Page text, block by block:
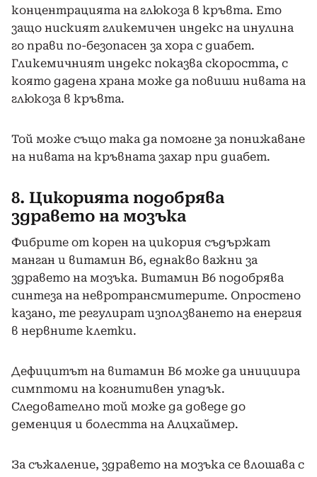
концентрацията на глюкоза в кръвта. Ето
защо ниският гликемичен индекс на инулина
го прави по-безопасен за хора с диабет.
Гликемичният индекс показва скоростта, с
която дадена храна може да повиши нивата на
глюкоза в кръвта.
Той може също така да помогне за понижаване
на нивата на кръвната захар при диабет.
8. Цикорията подобрява
здравето на мозъка
Фибрите от корен на цикория съдържат
манган и витамин В6, еднакво важни за
здравето на мозъка. Витамин В6 подобрява
синтеза на невротрансмитерите. Опростено
казано, те регулират използването на енергия
в нервните клетки.
Дефицитът на витамин В6 може да инициира
симптоми на когнитивен упадък.
Следователно той може да доведе до
деменция и болестта на Алцхаймер.
За съжаление, здравето на мозъка се влошава с